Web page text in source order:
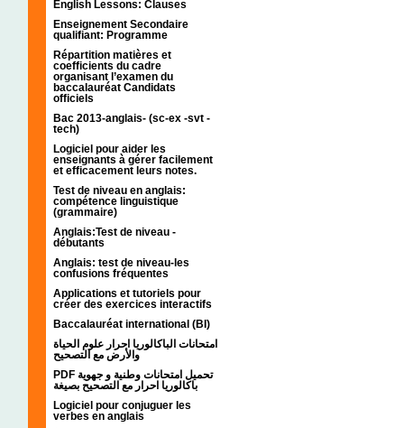
English Lessons: Clauses
Enseignement Secondaire
qualifiant: Programme
Répartition matières et
coefficients du cadre
organisant l’examen du
baccalauréat Candidats
officiels
Bac 2013-anglais- (sc-ex -svt -
tech)
Logiciel pour aider les
enseignants à gérer facilement
et efficacement leurs notes.
Test de niveau en anglais:
compétence linguistique
(grammaire)
Anglais:Test de niveau -
débutants
Anglais: test de niveau-les
confusions fréquentes
Applications et tutoriels pour
créer des exercices interactifs
Baccalauréat international (BI)
امتحانات الباكالوريا احرار علوم الحياة
والأرض مع التصحيح
PDF تحميل امتحانات وطنية و جهوية
باكالوريا احرار مع التصحيح بصيغة
Logiciel pour conjuguer les
verbes en anglais